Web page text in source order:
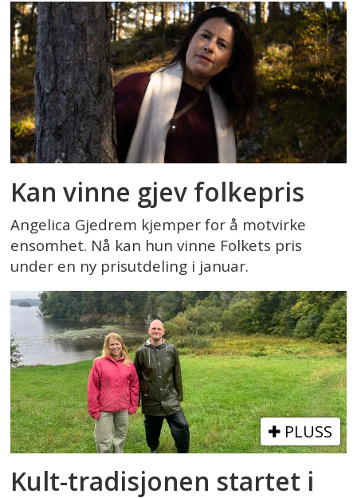
Kan vinne gjev folkepris
Angelica Gjedrem kjemper for å motvirke
ensomhet. Nå kan hun vinne Folkets pris
under en ny prisutdeling i januar.
PLUSS
Kult-tradisjonen startet i